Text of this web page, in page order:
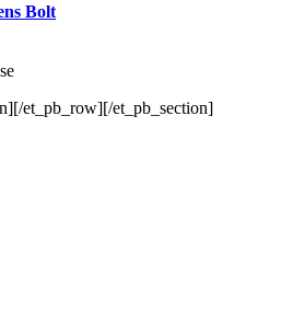
Bolt
et_pb_row][/et_pb_section]